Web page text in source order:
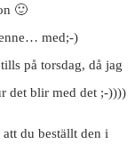
🙂
med;-)
på torsdag, då jag
det blir med det ;-))))
du beställt den i